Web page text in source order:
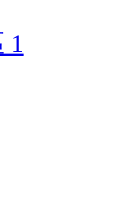
1